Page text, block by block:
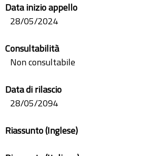
Data inizio appello
28/05/2024
Consultabilità
Non consultabile
Data di rilascio
28/05/2094
Riassunto (Inglese)